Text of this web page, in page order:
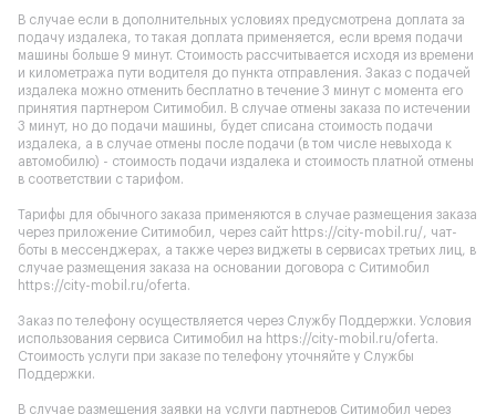
В случае если в дополнительных условиях предусмотрена доплата за
подачу издалека, то такая доплата применяется, если время подачи
машины больше 9 минут. Стоимость рассчитывается исходя из времени
и километража пути водителя до пункта отправления. Заказ с подачей
издалека можно отменить бесплатно в течение 3 минут с момента его
принятия партнером Ситимобил. В случае отмены заказа по истечении
3 минут, но до подачи машины, будет списана стоимость подачи
издалека, а в случае отмены после подачи (в том числе невыхода к
автомобилю) - стоимость подачи издалека и стоимость платной отмены
в соответствии с тарифом.
Тарифы для обычного заказа применяются в случае размещения заказа
через приложение Ситимобил, через сайт https://city-mobil.ru/ , чат-
боты в мессенджерах, а также через виджеты в сервисах третьих лиц, в
случае размещения заказа на основании договора с Ситимобил
https://city-mobil.ru/oferta.
Заказ по телефону осуществляется через Службу Поддержки. Условия
использования сервиса Ситимобил на https://city-mobil.ru/oferta.
Стоимость услуги при заказе по телефону уточняйте у Службы
Поддержки.
В случае размещения заявки на услуги партнеров Ситимобил через